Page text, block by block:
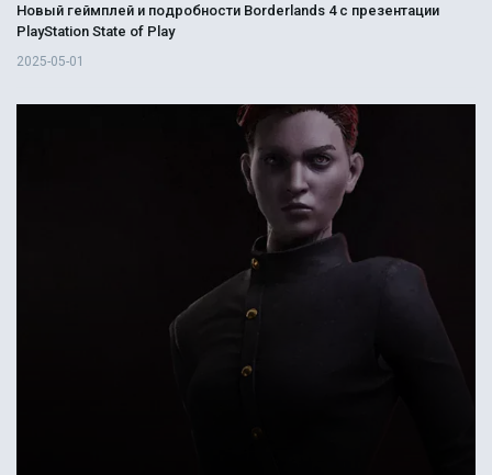
Новый геймплей и подробности Borderlands 4 с презентации
PlayStation State of Play
2025-05-01